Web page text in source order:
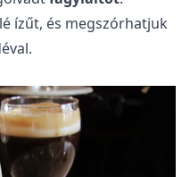
ízűt, és megszórhatjuk